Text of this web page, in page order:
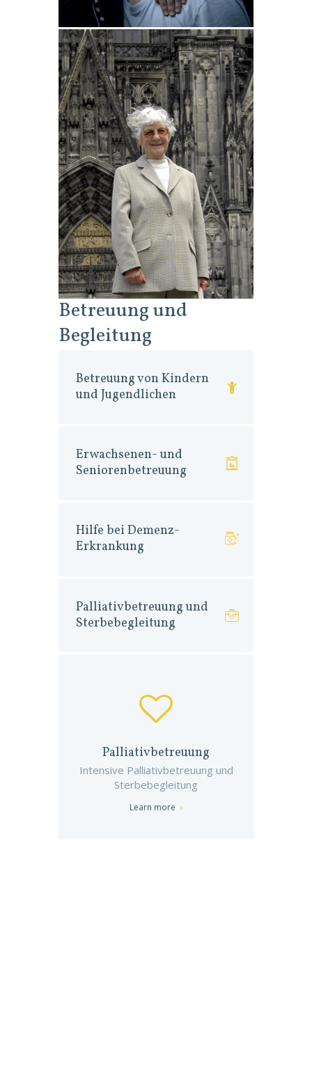
Betreuung und
Begleitung
Betreuung von Kindern
und Jugendlichen
Erwachsenen- und
Seniorenbetreuung
Hilfe bei Demenz-
Erkrankung
Palliativbetreuung und
Sterbebegleitung
Palliativbetreuung
Intensive Palliativbetreuung und
Sterbebegleitung
Learn more